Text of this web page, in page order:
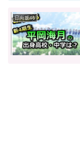
日向坂46